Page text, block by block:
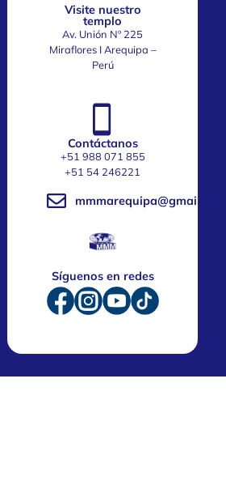
Visite nuestro
templo
Av. Unión Nº 225
Miraflores I Arequipa –
Perú
Contáctanos
+51 988 071 855
‎+51 54 246221
mmmarequipa@gmail.com
Síguenos en redes